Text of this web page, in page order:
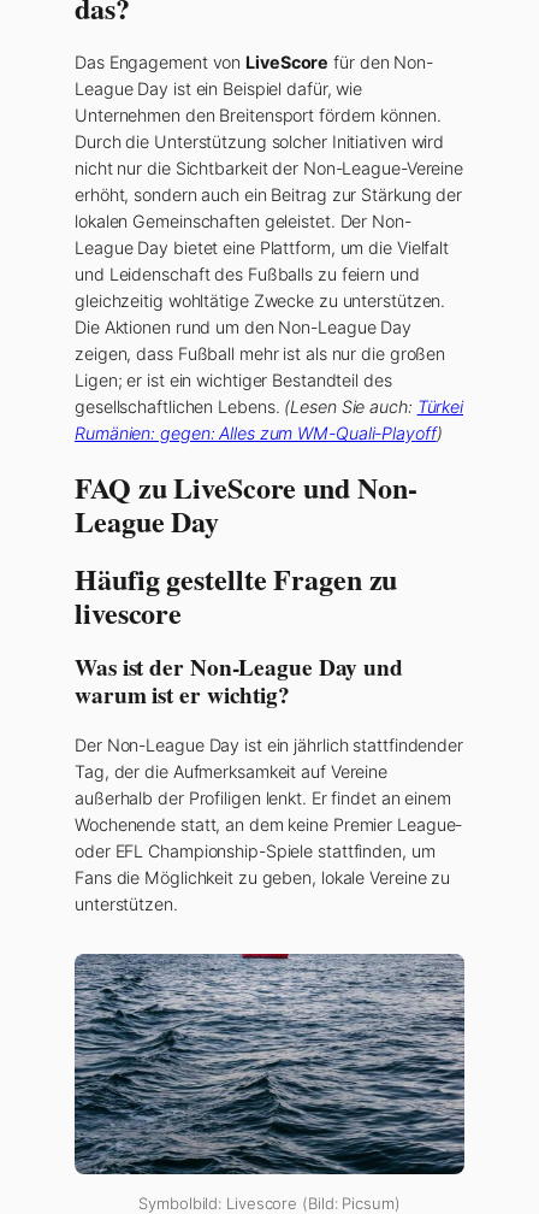
Das Engagement vonLiveScore für den Non-
League Day ist ein Beispiel dafür, wie
Unternehmen den Breitensport fördern können.
Durch die Unterstützung solcher Initiativen wird
nicht nur die Sichtbarkeit der Non-League-Vereine
erhöht, sondern auch ein Beitrag zur Stärkung der
lokalen Gemeinschaften geleistet. Der Non-
League Day bietet eine Plattform, um die Vielfalt
und Leidenschaft des Fußballs zu feiern und
gleichzeitig wohltätige Zwecke zu unterstützen.
Die Aktionen rund um den Non-League Day
zeigen, dass Fußball mehr ist als nur die großen
Ligen; er ist ein wichtiger Bestandteil des
gesellschaftlichen Lebens. (Lesen Sie auch: Türkei
Rumänien: gegen: Alles zum WM-Quali-Playoff)
FAQ zu LiveScore und Non-
League Day
Häufig gestellte Fragen zu
livescore
Was ist der Non-League Day und
warum ist er wichtig?
Der Non-League Day ist ein jährlich stattfindender
Tag, der die Aufmerksamkeit auf Vereine
außerhalb der Profiligen lenkt. Er findet an einem
Wochenende statt, an dem keine Premier League-
oder EFL Championship-Spiele stattfinden, um
Fans die Möglichkeit zu geben, lokale Vereine zu
unterstützen.
Symbolbild: Livescore (Bild: Picsum)